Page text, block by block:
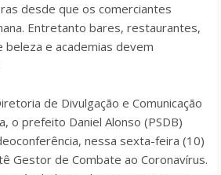
desde que os comerciantes
Entretanto bares, restaurantes,
beleza e academias devem
de Divulgação e Comunicação
o prefeito Daniel Alonso (PSDB)
nessa sexta-feira (10)
Gestor de Combate ao Coronavírus.